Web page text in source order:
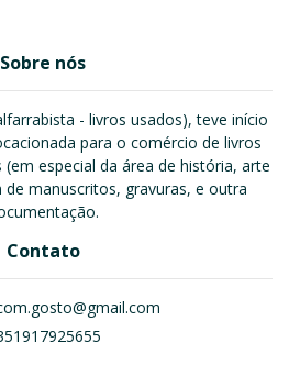
Sobre nós
- livros usados), teve início
para o comércio de livros
especial da área de história, arte
manuscritos, gravuras, e outra
Contato